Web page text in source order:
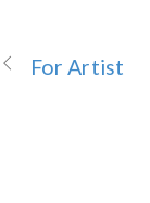
For Artist